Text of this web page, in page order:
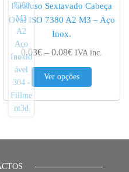
through 0.21€
has multiple variants. The options
Parafuso Sextavado Cabeça
Oval ISO 7380 A2 M3 – Aço
Inox.
0.03€ – 0.08€Price range:
IVA inc.
Ver opções
This